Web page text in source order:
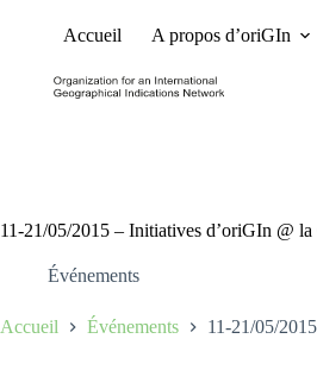
Accueil A propos d’oriGIn
11-21/05/2015 – Initiatives d’oriGIn @
Événements
Accueil Événements 11-21/05/